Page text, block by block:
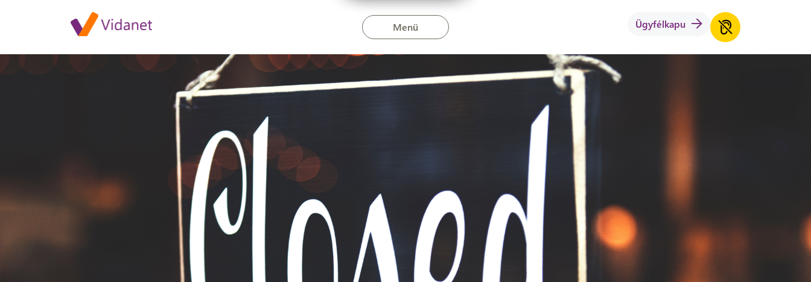
Menü Ügyfélkapu
Kaposvári iroda rendkívüli nyitva tartás